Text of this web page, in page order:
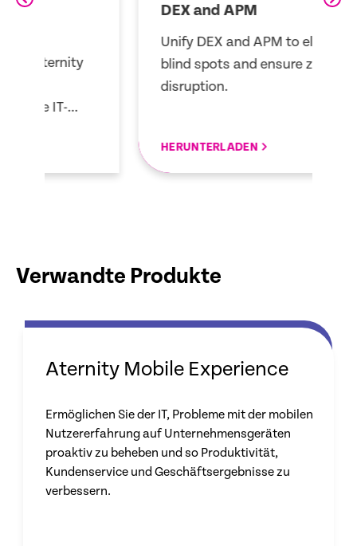
DEX and APM
Unify DEX and APM to eliminate
blind spots and ensure zero
HERUNTERLADEN
Verwandte Produkte
Aternity Mobile Experience
Ermöglichen Sie der IT, Probleme mit der mobilen
Nutzererfahrung auf Unternehmensgeräten
proaktiv zu beheben und so Produktivität,
Kundenservice und Geschäftsergebnisse zu
verbessern.